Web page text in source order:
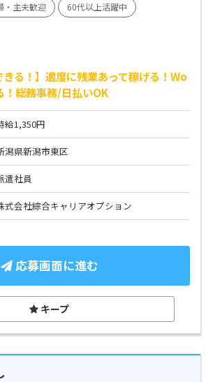
・主夫歓迎
60代以上活躍中
きる！】適度に残業あって稼げる！Wo
総務事務/日払いOK
給1,350円
潟県新潟市東区
遣社員
式会社綜合キャリアオプション
応募画面に進む
キープ